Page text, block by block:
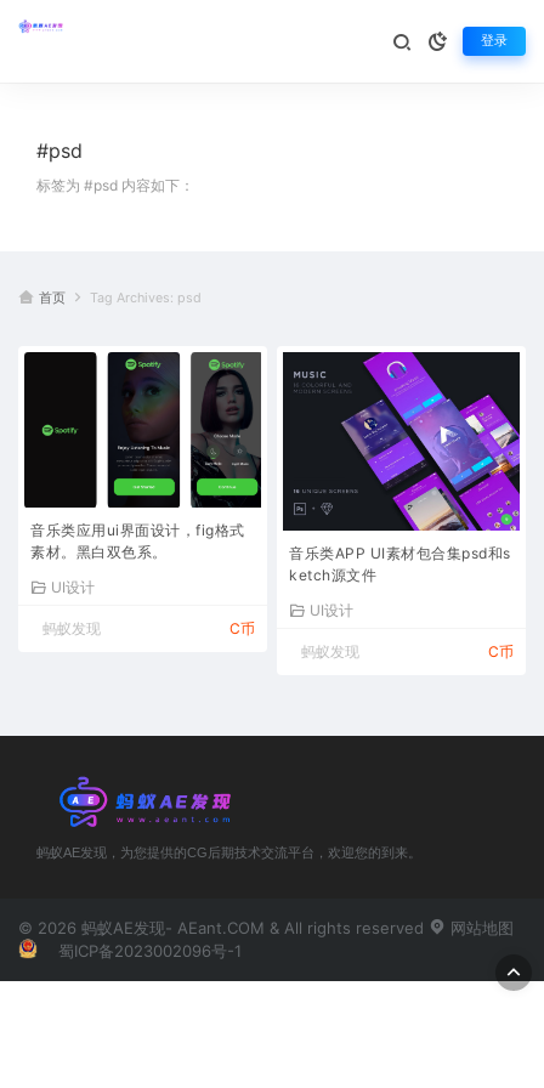
登录
#psd
标签为 #psd 内容如下：
首页 Tag Archives: psd
音乐类应用ui界面设计，fig格式
素材。黑白双色系。
UI设计
蚂蚁发现 C币
音乐类APP UI素材包合集psd和s
ketch源文件
UI设计
蚂蚁发现 C币
蚂蚁AE发现，为您提供的CG后期技术交流平台，欢迎您的到来。
© 2026 蚂蚁AE发现- AEant.COM & All rights reserved
网站地图
蜀ICP备2023002096号-1